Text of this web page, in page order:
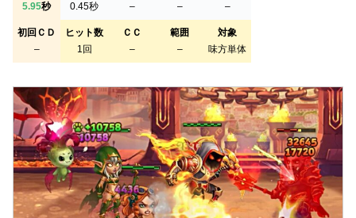
5.95秒
0.45秒
–
–
–
初回ＣＤ
–
ヒット数
1回
ＣＣ
–
範囲
–
対象
味方単体